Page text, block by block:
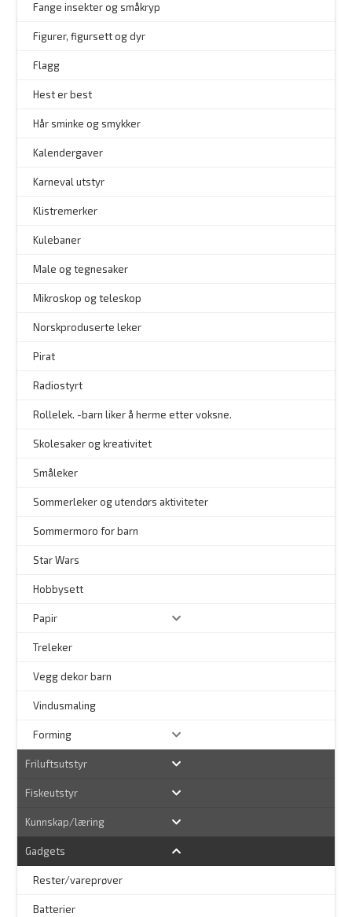
Fange insekter og småkryp
Figurer, figursett og dyr
Flagg
Hest er best
Hår sminke og smykker
Kalendergaver
Karneval utstyr
Klistremerker
Kulebaner
Male og tegnesaker
Mikroskop og teleskop
Norskproduserte leker
Pirat
Radiostyrt
Rollelek. -barn liker å herme etter voksne.
Skolesaker og kreativitet
Småleker
Sommerleker og utendørs aktiviteter
Sommermoro for barn
Star Wars
Hobbysett
Papir
Treleker
Vegg dekor barn
Vindusmaling
Forming
Friluftsutstyr
Fiskeutstyr
Kunnskap/læring
Gadgets
Rester/vareprøver
Batterier